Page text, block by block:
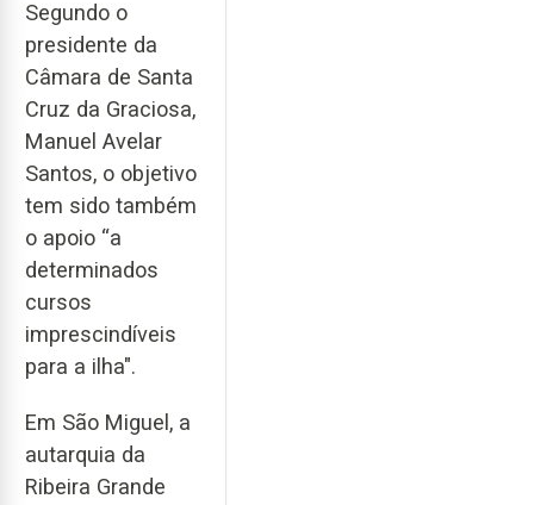
Segundo o
presidente da
Câmara de Santa
Cruz da Graciosa,
Manuel Avelar
Santos, o objetivo
tem sido também
o apoio “a
determinados
cursos
imprescindíveis
para a ilha".
Em São Miguel, a
autarquia da
Ribeira Grande